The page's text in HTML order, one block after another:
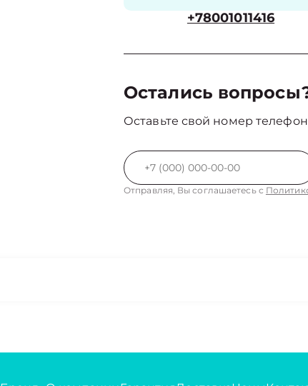
+78001011416
Остались
Оставьте свой номер
Отправляя, Вы соглашаетесь с